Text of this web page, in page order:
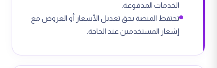
الخدمات المدفوعة.
تحتفظ المنصة بحق تعديل الأسعار أو العروض مع
إشعار المستخدمين عند الحاجة.